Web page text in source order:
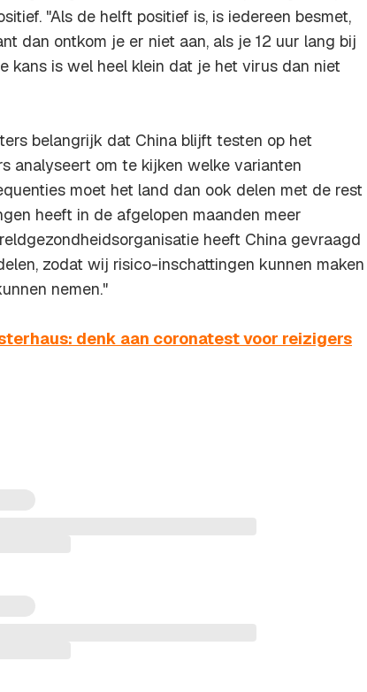
"Als de helft positief is, is iedereen besmet,
dan ontkom je er niet aan, als je 12 uur lang bij
kans is wel heel klein dat je het virus dan niet
belangrijk dat China blijft testen op het
analyseert om te kijken welke varianten
moet het land dan ook delen met de rest
heeft in de afgelopen maanden meer
heeft China gevraagd
zodat wij risico-inschattingen kunnen maken
nemen."
denk aan coronatest voor reizigers